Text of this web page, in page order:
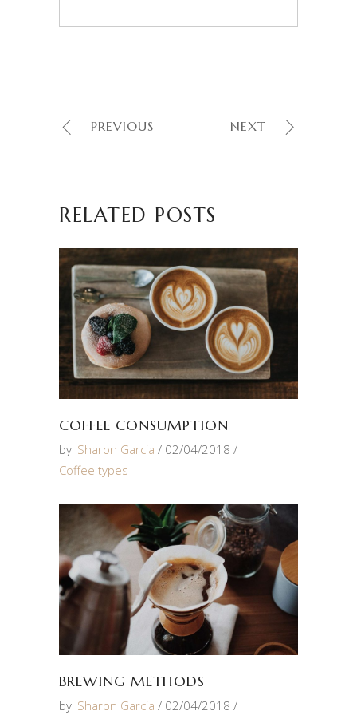
PREVIOUS NEXT
RELATED POSTS
COFFEE CONSUMPTION
by Sharon Garcia
02/04/2018
Coffee types
BREWING METHODS
by Sharon Garcia 02/04/2018